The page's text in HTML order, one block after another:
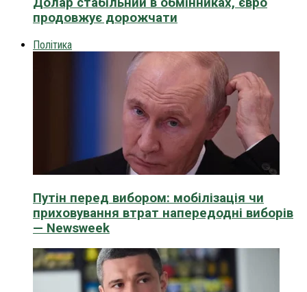
продовжує дорожчати
Політика
Путін перед вибором: мобілізація чи
приховування втрат напередодні виборів
— Newsweek